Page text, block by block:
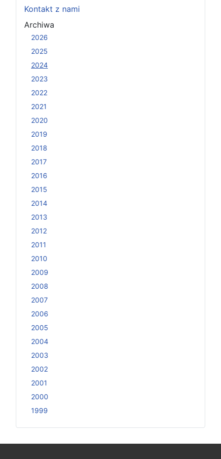
Kontakt z nami
Archiwa
2026
2025
2024
2023
2022
2021
2020
2019
2018
2017
2016
2015
2014
2013
2012
2011
2010
2009
2008
2007
2006
2005
2004
2003
2002
2001
2000
1999